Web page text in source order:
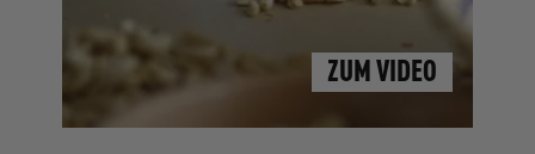
ZUM VIDEO